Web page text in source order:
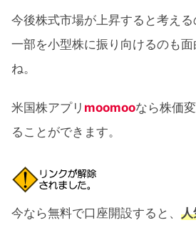
今後株式市場が上昇すると考え
一部を小型株に振り向けるのも
ね。
米国株アプリ moomooなら株価
ることができます。
今なら無料で口座開設すると、 人